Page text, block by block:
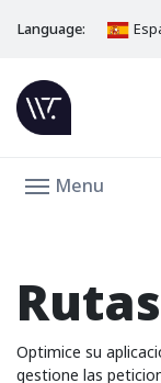
Language:
Menu
Rutas
Optimice su
gestione las